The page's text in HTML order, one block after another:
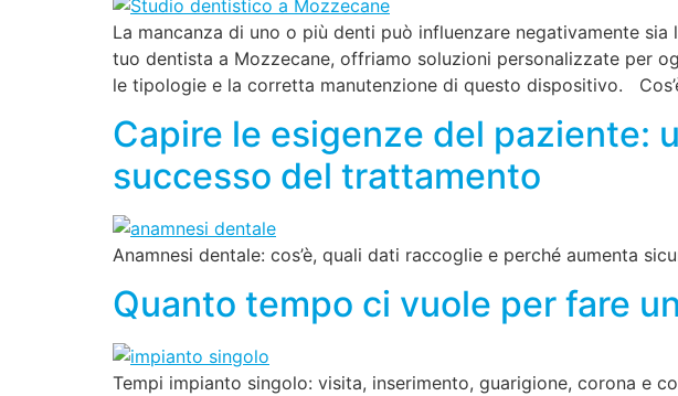
La mancanza di uno o più denti può influenzare negativamente
tuo dentista a Mozzecane, offriamo soluzioni personalizzate per
le tipologie e la corretta manutenzione di questo dispositivo.
Capire le esigenze del paziente:
successo del trattamento
Anamnesi dentale: cos’è, quali dati raccoglie e perché aumenta
Quanto tempo ci vuole per fare
Tempi impianto singolo: visita, inserimento, guarigione, corona e